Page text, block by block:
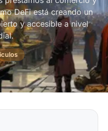
DeFi está creando un
y accesible a nivel